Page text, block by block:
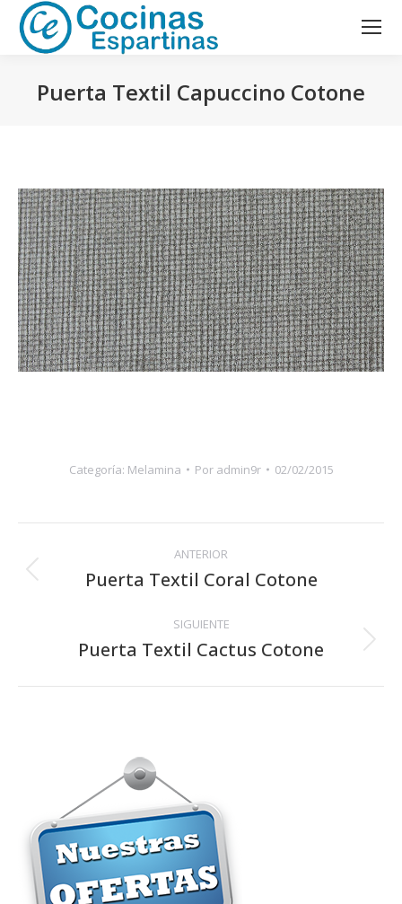
Puerta Textil Capuccino Cotone
Categoría: Melamina Por admin9r 02/02/2015
Navegación
entre
ANTERIOR
Proyecto
Puerta Textil Coral Cotone
SIGUIENTE
Proyecto
Puerta Textil Cactus Cotone